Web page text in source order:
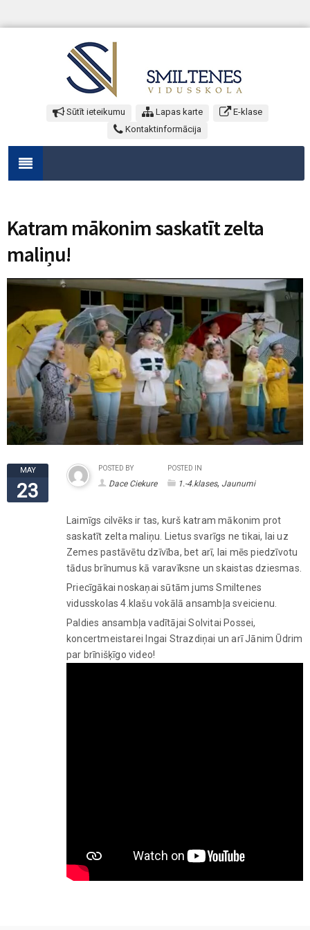
Sūtīt ieteikumu Lapas karte
E-klase
Kontaktinformācija
Katram mākonim saskatīt zelta
maliņu!
MAY
23
POSTED BY
Dace Ciekure
POSTED IN
1.-4.klases, Jaunumi
Laimīgs cilvēks ir tas, kurš katram mākonim prot
saskatīt zelta maliņu. Lietus svarīgs ne tikai, lai uz
Zemes pastāvētu dzīvība, bet arī, lai mēs piedzīvotu
tādus brīnumus kā varavīksne un skaistas dziesmas.
Priecīgākai noskaņai sūtām jums Smiltenes
vidusskolas 4.klašu vokālā ansambļa sveicienu.
Paldies ansambļa vadītājai Solvitai Possei,
koncertmeistarei Ingai Strazdiņai un arī Jānim Ūdrim
par brīnišķīgo video!